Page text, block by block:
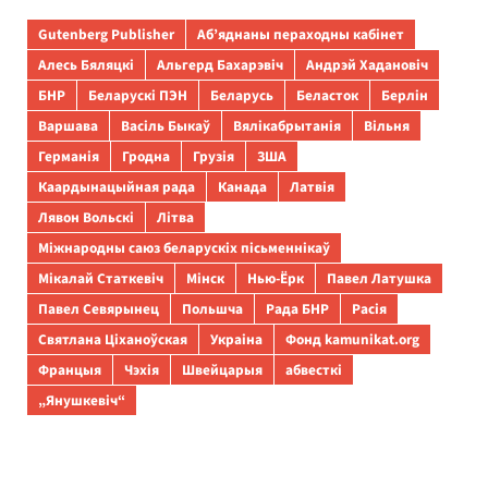
Gutenberg Publisher
Аб’яднаны пераходны кабінет
Алесь Бяляцкі
Альгерд Бахарэвіч
Андрэй Хадановіч
БНР
Беларускі ПЭН Беларусь Беласток
Берлін
Варшава
Васіль Быкаў Вялікабрытанія
Вільня
Германія
Гродна Грузія
ЗША
Каардынацыйная рада
Канада
Латвія
Лявон Вольскі
Літва
Міжнародны саюз беларускіх пісьменнікаў
Мікалай Статкевіч
Мінск Нью-Ёрк
Павел Латушка
Павел Севярынец
Польшча Рада БНР
Расія
Святлана Ціханоўская
Украіна
Фонд kamunikat.org
Францыя
Чэхія Швейцарыя
абвесткі
„Янушкевіч“